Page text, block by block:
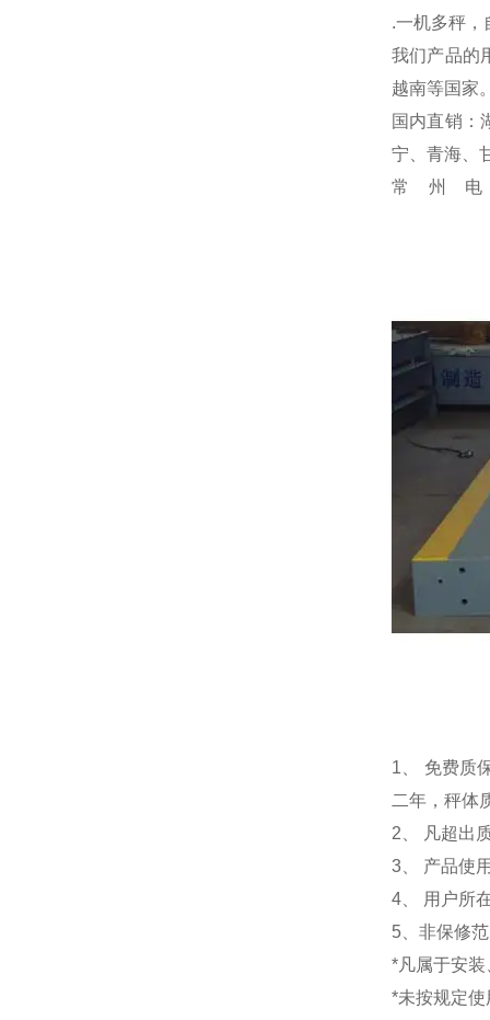
.一机多秤，
我们产品的
越南等国家
国内直销：
宁、青海、
常州
1 、 免费
二年，秤体
2、 凡超出
3、 产品使
4、 用户所
5、非保修
*凡属于安
*未按规定